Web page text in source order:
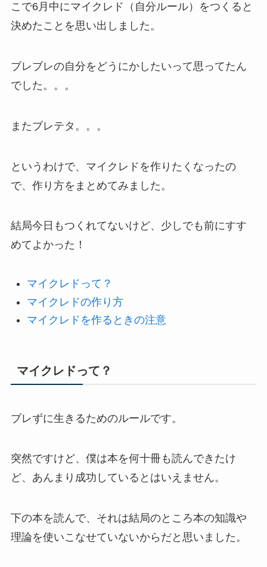
こで6月中にマイクレド（自分ルール）をつくると
決めたことを思い出しました。
ブレブレの自分をどうにかしたいって思ってたん
でした。。。
またブレテタ。。。
というわけで、マイクレドを作りたくなったの
で、作り方をまとめてみました。
結局今日もつくれてないけど、少しでも前にすす
めてよかった！
マイクレドって？
マイクレドの作り方
マイクレドを作るときの注意
マイクレドって？
ブレずに生きるためのルールです。
突然ですけど、僕は本を何十冊も読んできたけ
ど、あんまり成功しているとはいえません。
下の本を読んで、それは結局のところ本の知識や
理論を使いこなせていないからだと思いました。